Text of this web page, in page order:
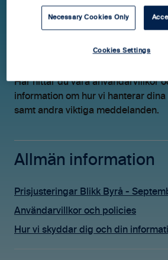
Hjälpcenter Blikk Byrå Allmänt
Här hittar du våra användarvillkor
information om hur vi hanterar
samt andra viktiga meddelanden.
Allmän information
Prisjusteringar Blikk Byrå -
Användarvillkor och policies
Hur vi skyddar dig och din
Necessary Cookies Only
Cookies Settings